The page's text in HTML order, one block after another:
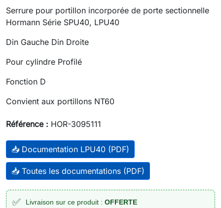
Serrure pour portillon incorporée de porte sectionnelle
Hormann Série SPU40, LPU40
Din Gauche Din Droite
Pour cylindre Profilé
Fonction D
Convient aux portillons NT60
Référence : HOR-3095111
📥 Documentation LPU40 (PDF)
📥 Toutes les documentations (PDF)
✅ Livraison sur ce produit : OFFERTE